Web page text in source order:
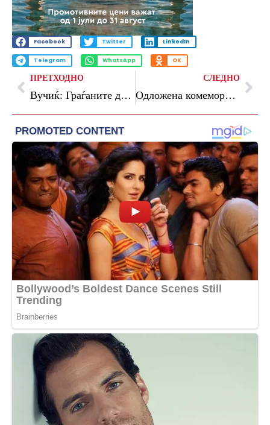
Facebook Twitter LinkedIn
Telegram WhatsApp OK
ПРЕТХОДНО
Вучиќ: Граѓаните досега предале повеќе од три илјади парчиња оружје
СЛЕДНО
Одложена комеморацијата за убиените ученици во „Рибникар“, родителите испратија седум барања до државата